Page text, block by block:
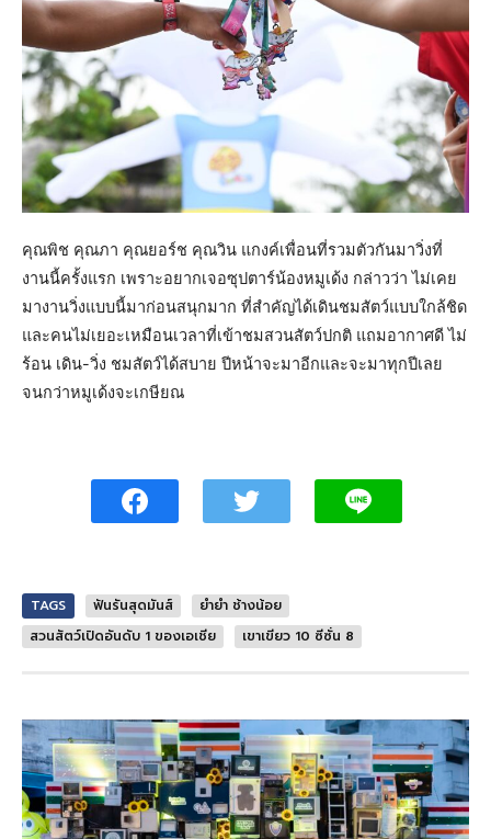
คุณพิช คุณภา คุณยอร์ช คุณวิน แกงค์เพื่อนที่รวมตัวกันมาวิ่งที่
งานนี้ครั้งแรก เพราะอยากเจอซุปตาร์น้องหมูเด้ง กล่าวว่า ไม่เคย
มางานวิ่งแบบนี้มาก่อนสนุกมาก ที่สำคัญได้เดินชมสัตว์แบบใกล้ชิด
และคนไม่เยอะเหมือนเวลาที่เข้าชมสวนสัตว์ปกติ แถมอากาศดี ไม่
ร้อน เดิน-วิ่ง ชมสัตว์ได้สบาย ปีหน้าจะมาอีกและจะมาทุกปีเลย
จนกว่าหมูเด้งจะเกษียณ
TAGS ฟันรันสุดมันส์
ยำยำ ช้างน้อย
สวนสัตว์เปิดอันดับ 1 ของเอเชีย
เขาเขียว 10 ซีซั่น 8